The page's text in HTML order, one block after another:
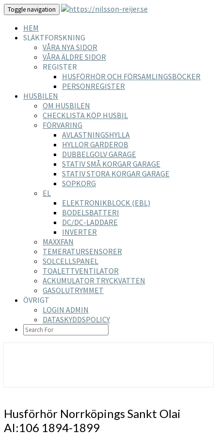
Toggle navigation
HEM
SLÄKTFORSKNING
VÅRA NYA SIDOR
VÅRA ÄLDRE SIDOR
REGISTER
HUSFÖRHÖR OCH FÖRSAMLINGSBÖCKER
PERSONREGISTER
HUSBILEN
OM HUSBILEN
CHECKLISTA KÖP HUSBIL
FÖRVARING
AVLASTNINGSHYLLA
HYLLOR GARDEROB
DUBBELGOLV GARAGE
STATIV SMÅ KORGAR GARAGE
STATIV STORA KORGAR GARAGE
SOPKORG
EL
ELEKTRONIKBLOCK (EBL)
BODELSBATTERI
DC/DC-LADDARE
INVERTER
MAXXFAN
TEMERATURSENSORER
SOLCELLSPANEL
TOALETTVENTILATOR
ACKUMULATOR TRYCKVATTEN
GASOLUTRYMMET
ÖVRIGT
LOGIN ADMIN
DATASKYDDSPOLICY
SEARCH
ICON
Husförhör
Norrköpings
Sankt
Husförhör Norrköpings Sankt Olai
AI:106 1894-1899